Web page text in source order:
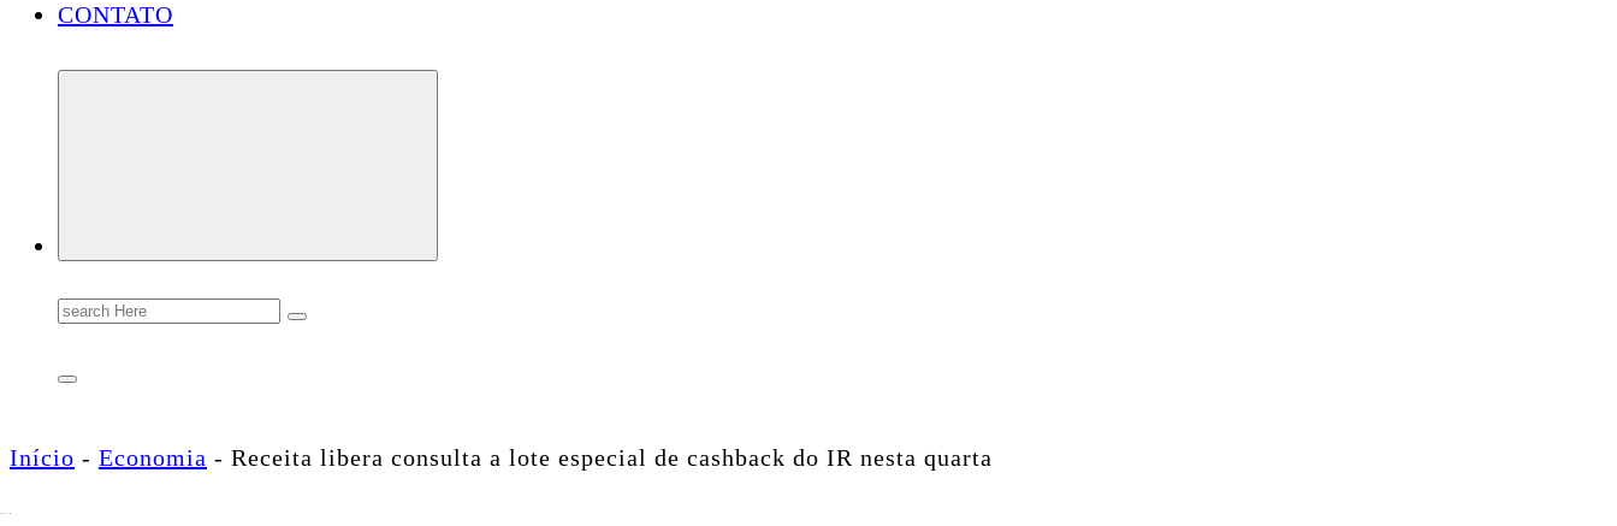
CONTATO
Search
for:
Início - Economia - Receita libera consulta a lote especial de cashback do IR nesta quarta